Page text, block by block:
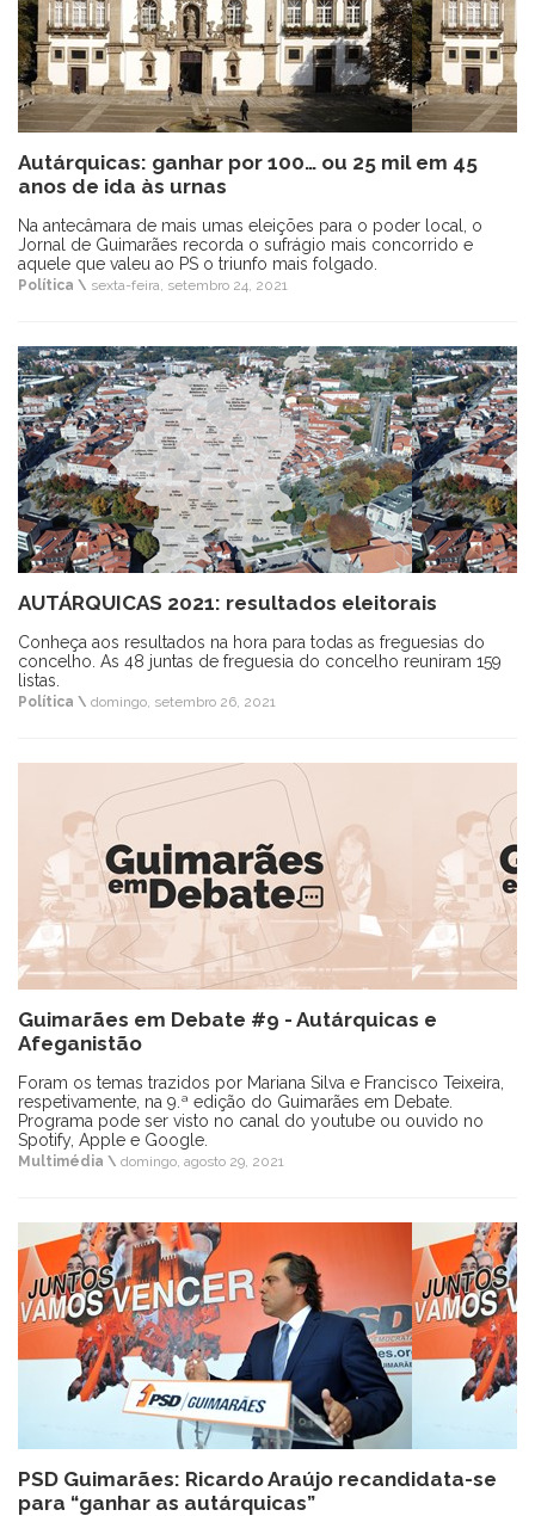
Autárquicas: ganhar por 100… ou 25 mil em 45
anos de ida às urnas
Na antecâmara de mais umas eleições para o poder local, o
Jornal de Guimarães recorda o sufrágio mais concorrido e
aquele que valeu ao PS o triunfo mais folgado.
Política \ sexta-feira, setembro 24, 2021
AUTÁRQUICAS 2021: resultados eleitorais
Conheça aos resultados na hora para todas as freguesias do
concelho. As 48 juntas de freguesia do concelho reuniram 159
listas.
Política \ domingo, setembro 26, 2021
Guimarães em Debate #9 - Autárquicas e
Afeganistão
Foram os temas trazidos por Mariana Silva e Francisco Teixeira,
respetivamente, na 9.ª edição do Guimarães em Debate.
Programa pode ser visto no canal do youtube ou ouvido no
Spotify, Apple e Google.
Multimédia \ domingo, agosto 29, 2021
PSD Guimarães: Ricardo Araújo recandidata-se
para “ganhar as autárquicas”